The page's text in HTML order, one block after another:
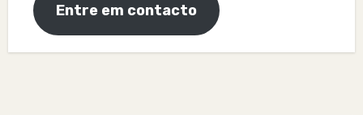
Entre em contacto